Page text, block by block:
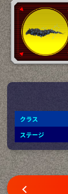
クラス
ステージ